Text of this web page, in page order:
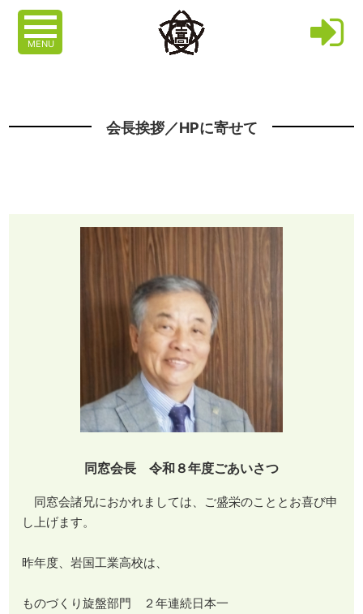
MENU
会長挨拶／HPに寄せて
同窓会長 令和８年度ごあいさつ
同窓会諸兄におかれましては、ご盛栄のこととお喜び申
し上げます。
昨年度、岩国工業高校は、
ものづくり旋盤部門 ２年連続日本一